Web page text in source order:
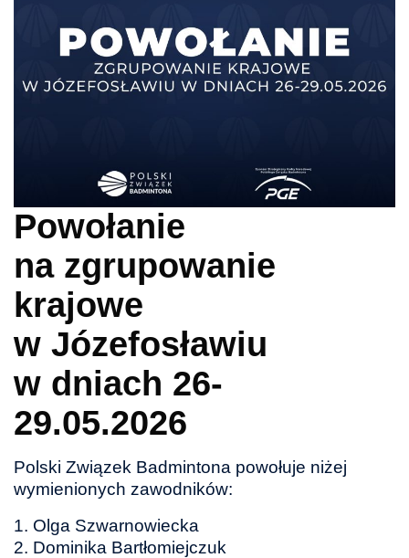
Powołanie
na zgrupowanie
krajowe
w Józefosławiu
w dniach 26-
29.05.2026
Polski Związek Badmintona powołuje niżej
wymienionych zawodników:
1. Olga Szwarnowiecka
2. Dominika Bartłomiejczuk